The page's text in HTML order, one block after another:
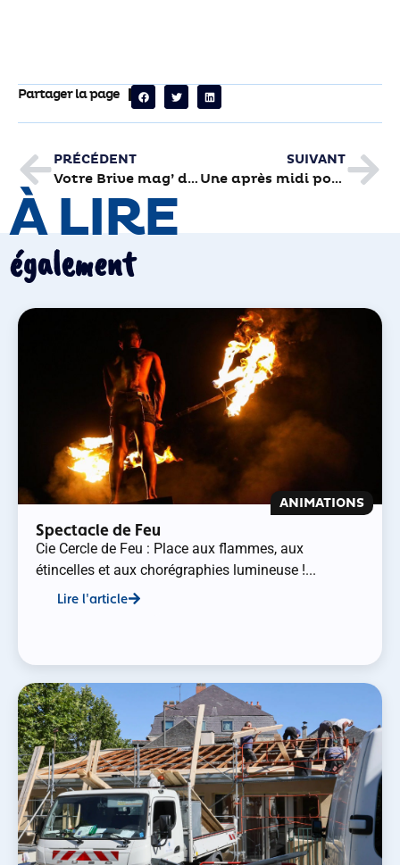
Partager la page
PRÉCÉDENT
Votre Brive mag’ de mars est en ligne
SUIVANT
Une après midi pour la prévention du cancer colorectal
À LIRE
également
ANIMATIONS
Spectacle de Feu
Cie Cercle de Feu : Place aux flammes, aux
étincelles et aux chorégraphies lumineuse !...
Lire l'article